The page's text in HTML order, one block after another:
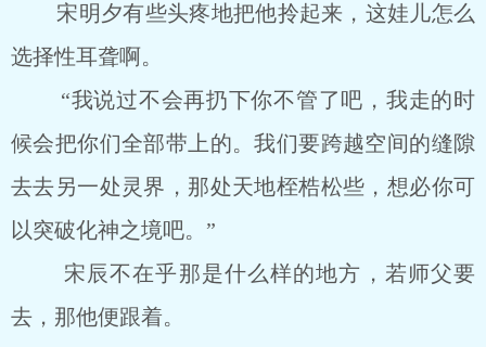
宋明夕有些头疼地把他拎起来，这娃儿怎么
选择性耳聋啊。
“我说过不会再扔下你不管了吧，我走的时
候会把你们全部带上的。我们要跨越空间的缝隙
去去另一处灵界，那处天地桎梏松些，想必你可
以突破化神之境吧。”
宋辰不在乎那是什么样的地方，若师父要
去，那他便跟着。